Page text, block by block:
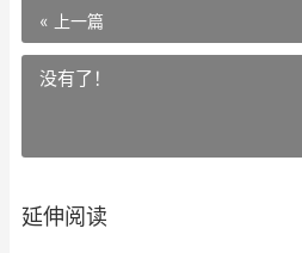
« 上一篇
没有了！
延伸阅读